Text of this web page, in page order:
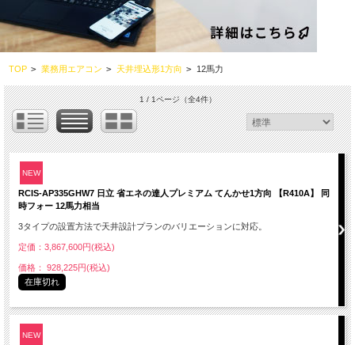
TOP > 業務用エアコン > 天井埋込形1方向 > 12馬力
1 / 1ページ（全4件）
NEW
RCIS-AP335GHW7 日立 省エネの達人プレミアム てんかせ1方向 【R410A】 同
時フォー 12馬力相当
3タイプの設置方法で天井設計プランのバリエーションに対応。
定価：3,867,600円(税込)
価格： 928,225円(税込)
在庫切れ
NEW